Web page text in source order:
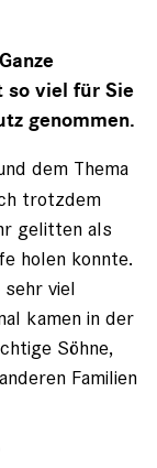
so viel für Sie
genommen.
dem Thema
trotzdem
gelitten als
holen konnte.
viel
kamen in der
Söhne,
Familien